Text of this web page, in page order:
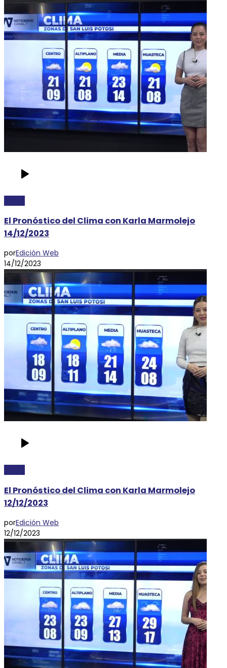
El Pronóstico del Clima con Karla Marmolejo
14/12/2023
porEdición Web
14/12/2023
El Pronóstico del Clima con Karla Marmolejo
12/12/2023
porEdición Web
12/12/2023